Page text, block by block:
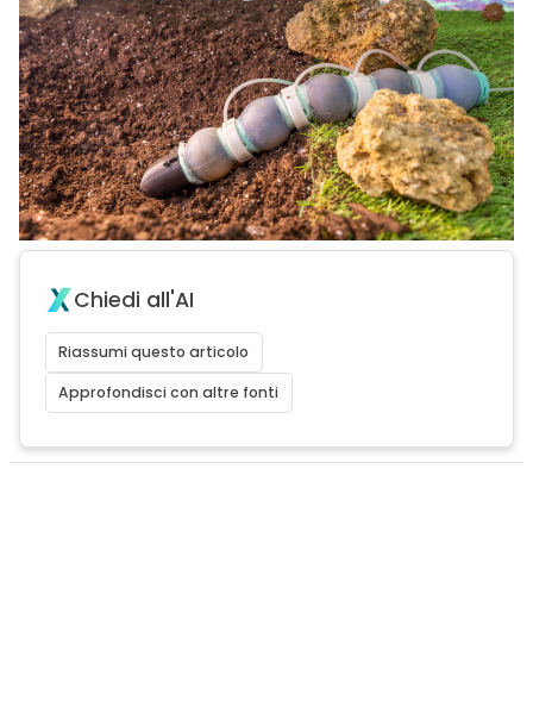
Chiedi all'AI
Riassumi questo articolo
Approfondisci con altre fonti